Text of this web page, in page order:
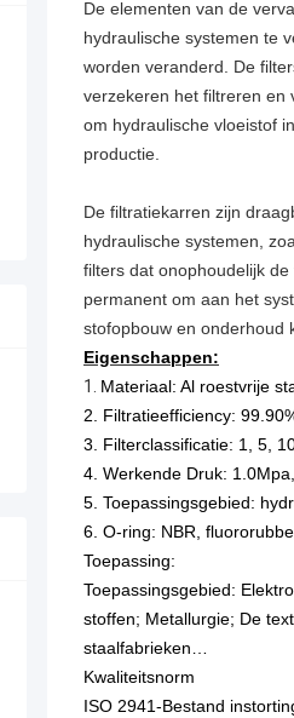
De elementen van de
hydraulische systemen te
worden veranderd. De
verzekeren het filtreren en
om hydraulische vloeistof
productie.
De filtratiekarren zijn
hydraulische systemen,
filters dat onophoudelijk
permanent om aan het
stofopbouw en onderhoud
Eigenschappen:
1. Materiaal: Al roestvrije
2. Filtratieefficiency:
3. Filterclassificatie: 1, 5,
4. Werkende Druk:
5. Toepassingsgebied:
6. O-ring: NBR,
Toepassing:
Toepassingsgebied:
stoffen; Metallurgie; De
staalfabrieken…
Kwaliteitsnorm
ISO 2941-Bestand